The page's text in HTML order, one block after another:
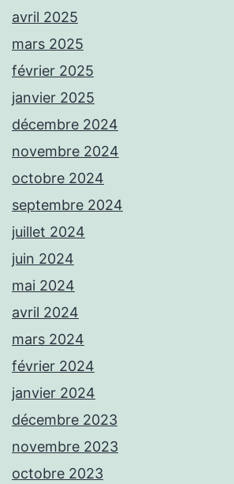
avril 2025
mars 2025
février 2025
janvier 2025
décembre 2024
novembre 2024
octobre 2024
septembre 2024
juillet 2024
juin 2024
mai 2024
avril 2024
mars 2024
février 2024
janvier 2024
décembre 2023
novembre 2023
octobre 2023